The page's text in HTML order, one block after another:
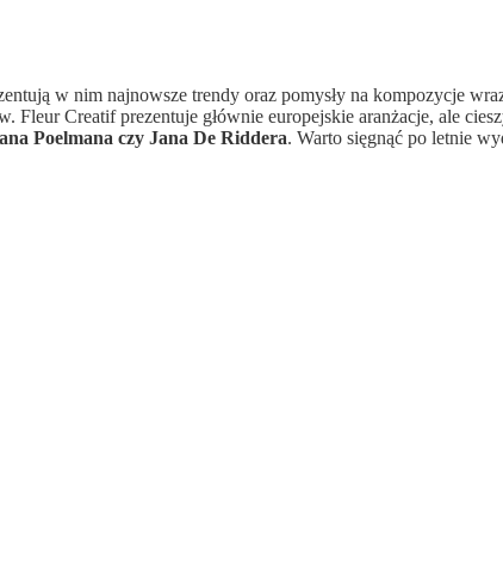
w nim najnowsze trendy oraz pomysły na kompozycje
Creatif prezentuje głównie europejskie aranżacje, ale
Poelmana czy Jana De Riddera. Warto sięgnąć po letnie